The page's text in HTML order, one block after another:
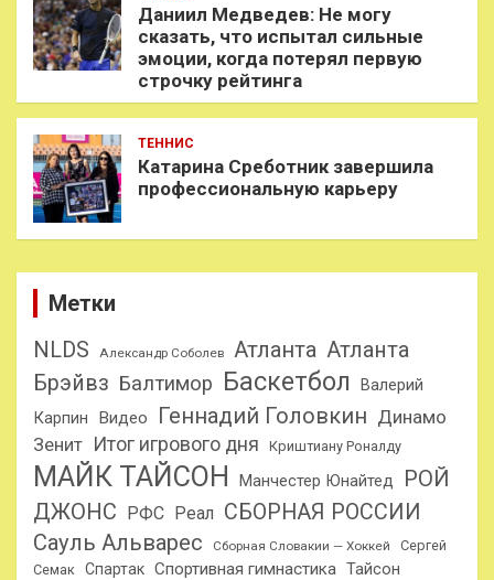
Даниил Медведев: Не могу
сказать, что испытал сильные
эмоции, когда потерял первую
строчку рейтинга
ТЕННИС
Катарина Среботник завершила
профессиональную карьеру
Метки
NLDS
Александр Соболев Атланта Атланта
Брэйвз Балтимор Баскетбол
Валерий
Карпин
Видео Геннадий Головкин Динамо
Зенит Итог игрового дня Криштиану Роналду
МАЙК ТАЙСОН Манчестер Юнайтед
РОЙ
ДЖОНС РФС Реал СБОРНАЯ РОССИИ
Сауль Альварес Сборная Словакии — Хоккей
Сергей
Семак
Спартак Спортивная гимнастика Тайсон